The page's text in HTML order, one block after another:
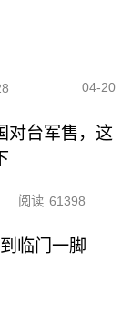
04-20
对台军售，这
阅读 61398
临门一脚